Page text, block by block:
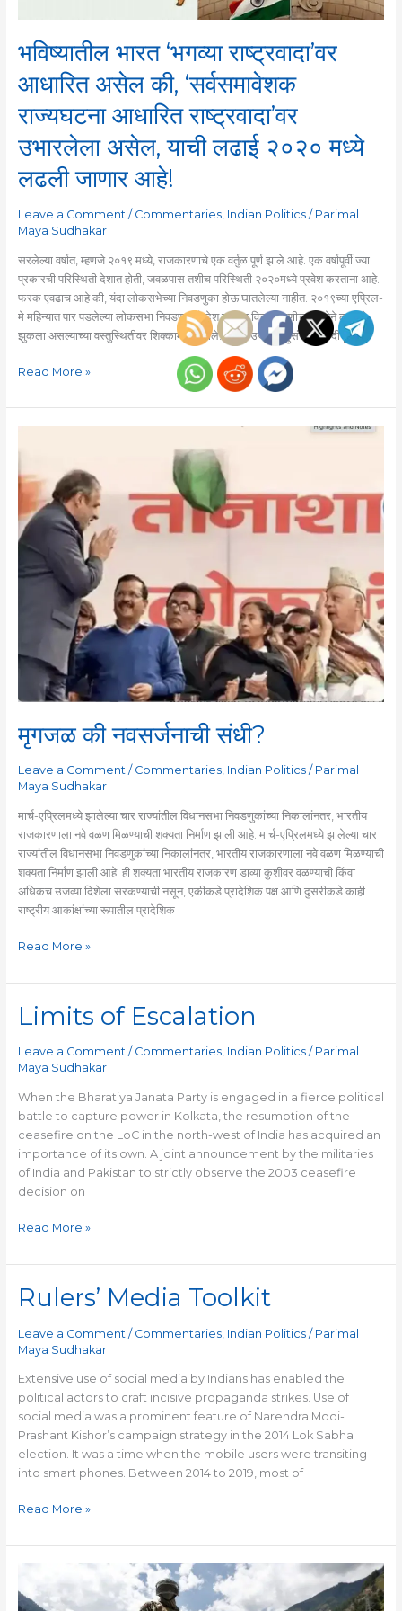
भविष्यातील भारत ‘भगव्या राष्ट्रवादा’वर
आधारित असेल की, ‘सर्वसमावेशक
राज्यघटना आधारित राष्ट्रवादा’वर
उभारलेला असेल, याची लढाई २०२० मध्ये
लढली जाणार आहे!
Leave a Comment / Commentaries, Indian Politics/ Parimal
Maya Sudhakar
सरलेल्या वर्षात, म्हणजे २०१९ मध्ये, राजकारणाचे एक वर्तुळ पूर्ण झाले आहे. एक वर्षापूर्वी ज्या
प्रकारची परिस्थिती देशात होती, जवळपास तशीच परिस्थिती २०२०मध्ये प्रवेश करताना आहे.
फरक एवढाच आहे की, यंदा लोकसभेच्या निवडणुका होऊ घातलेल्या नाहीत. २०१९च्या एप्रिल-
मे महिन्यात पार पडलेल्या लोकसभा निवडणुकीने देश उजव्या विचारसरणीच्या दिशेने ठामपणे
झुकला असल्याच्या वस्तुस्थितीवर शिक्कामोर्तब झाले. मात्र, उजव्या बहुसंख्याकवादी […]
आधारित
राष्ट्रवादा’वर
उभारलेला
असेल,
याची
लढाई
मध्ये
लढली
जाणार
आहे!
Read More »
मृगजळ की नवसर्जनाची संधी?
Leave a Comment / Commentaries, Indian Politics/ Parimal
Maya Sudhakar
मार्च-एप्रिलमध्ये झालेल्या चार राज्यांतील विधानसभा निवडणुकांच्या निकालांनतर, भारतीय
राजकारणाला नवे वळण मिळण्याची शक्यता निर्माण झाली आहे. मार्च-एप्रिलमध्ये झालेल्या चार
राज्यांतील विधानसभा निवडणुकांच्या निकालांनतर, भारतीय राजकारणाला नवे वळण मिळण्याची
शक्यता निर्माण झाली आहे. ही शक्यता भारतीय राजकारण डाव्या कुशीवर वळण्याची किंवा
अधिकच उजव्या दिशेला सरकण्याची नसून, एकीकडे प्रादेशिक पक्ष आणि दुसरीकडे काही
राष्ट्रीय आकांक्षांच्या रूपातील प्रादेशिक
की
नवसर्जनाची
संधी?
Read More »
Limits of Escalation
Leave a Comment / Commentaries, Indian Politics/ Parimal
Maya Sudhakar
When the Bharatiya Janata Party is engaged in a fierce political
battle to capture power in Kolkata, the resumption of the
ceasefire on the LoC in the north-west of India has acquired an
importance of its own. A joint announcement by the militaries
of India and Pakistan to strictly observe the 2003 ceasefire
decision on
Limits
of
Escalation
Read More »
Rulers’ Media Toolkit
Leave a Comment / Commentaries, Indian Politics/ Parimal
Maya Sudhakar
Extensive use of social media by Indians has enabled the
political actors to craft incisive propaganda strikes. Use of
social media was a prominent feature of Narendra Modi-
Prashant Kishor’s campaign strategy in the 2014 Lok Sabha
election. It was a time when the mobile users were transiting
into smart phones. Between 2014 to 2019, most of
Rulers’
Media
Toolkit
Read More »
Pangong